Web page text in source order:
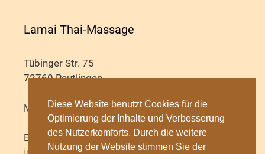
Diese Website benutzt Cookies für die
Optimierung der Inhalte und Verbesserung
des Nutzerkomforts. Durch die weitere
Nutzung der Website stimmen Sie der
Lamai Thai-Massage
Tübinger Str. 75
72760 Reutlingen
Mobil: 0172 593 5585
E-Mail: